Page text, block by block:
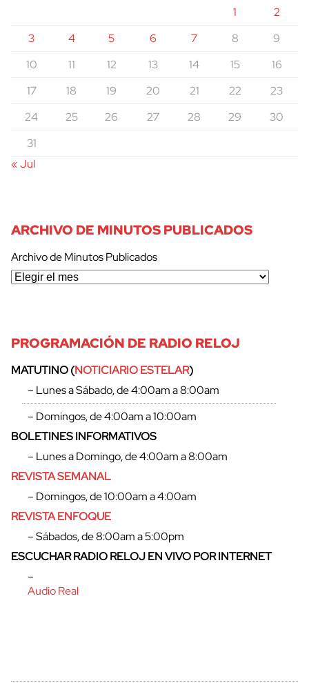
1
2
3
4 5 6 7 8
9
10
11 12 13 14 15
16
17
18 19 20 21 22
23
24
25 26 27 28 29
30
31
« Jul
ARCHIVO DE MINUTOS PUBLICADOS
Archivo de Minutos Publicados
PROGRAMACIÓN DE RADIO RELOJ
MATUTINO (NOTICIARIO ESTELAR)
– Lunes a Sábado, de 4:00am a 8:00am
– Domingos, de 4:00am a 10:00am
BOLETINES INFORMATIVOS
– Lunes a Domingo, de 4:00am a 8:00am
REVISTA SEMANAL
– Domingos, de 10:00am a 4:00am
REVISTA ENFOQUE
– Sábados, de 8:00am a 5:00pm
ESCUCHAR RADIO RELOJ EN VIVO POR INTERNET
–
Audio Real